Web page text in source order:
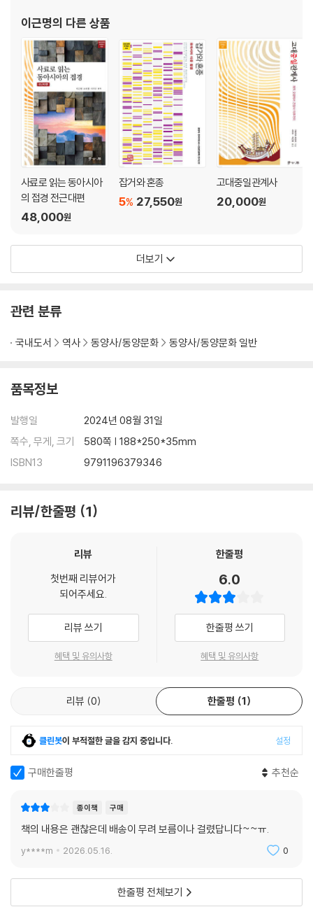
~1695) / 사교 천주교를 주멸하옵소서(양광선, 1597~1669) / 천주교
의 전교를 허락하노라(강희제, 1692) / 『명사』 편찬과 역사 인식 (만사동,
1638~1702) / 고증의 원칙(염약거, 1636~1704) / 고증학자의 사회
비평(대진, 1724~1777) / 송학에 대한 비판(단옥재, 1735~1815) / 한
학(漢學)에 대한 비판(초순, 1763~1820) / 역사 편찬학의 원칙(왕명성,
1720~1797) / 인구 증가는 비극이다(홍량길, 1746~1809) / 남녀평등
주장(유정섭, 1775~1840) /
5. 중국 근·현대사_김형종
서역에 행성을 설치하자는 논의[공자진(?自珍)] / 아편에 대한 단속이 심
해질수록 폐단이 더 심해지니 응당 신속하게 변통하여 처리해주실 것을 간
청합니다[허내제(許乃濟), 1836) / (은이) 밖으로 새나가는 것을 엄밀히
막아 나라의 바탕을 북돋아야 합니다(嚴塞漏?以培國本疏)[황작자(黃
爵滋), 1838] / 전표 유통에는 큰 장애가 없으니 응당 아편흡식을 무겁게
徐), 1839] / 난징 조약(1842. 8. 29.) / 『해국도지』 서문[위원(魏源)] /
군을 토벌하기 위한 격문[증국번(曾國藩)] / 양식 철공소·기계의 설치에
용에 대한 논의[풍계분(馮桂芬)] / 해방(海防)과 새방(塞防) 및 관외 지
역의 토벌 및 군량 운송 상황에 대해 다시 아룁니다[좌종 당(左宗棠), 18
75] / 『조선책략』[황준헌(黃遵憲), 1880] / 중·조 상민 수륙 무역 장정(1
882) / 『의원(議院)』 상(上) [정관응(鄭觀應)] / 시모노세키 조약(189
5) / 홍콩 흥중회 장정[쑨원(孫文), 1895. 2. 21.] / 변법통의[량치차오
(梁啓超), 1896] / 황제에게 올리는 여섯 번째의 상서[캉요우웨이 (康
(梁啓超), 1903] / 『중국신보』 서(敍) [양두(楊度), 1907. 1. 20.] / 민
흠정 헌법 대강(1908) / 중화민국 임시 약법(1912. 3. 10.) / 일본의 대중
국 21개조 요구(1915. 1. 18.) / 경고 청년(警告靑年)[천두슈(陳獨秀), 1
915] / 노라는 가출하여 어떻게 되었는가?[뤼신(魯迅), 1923. 12. 26.] /
북경 학생계 선언[1919. 5. 4.] / 조선 독립운동의 감상; 푸쓰녠(傅斯年),
조선 독립운동에서의 새로운 교훈[천두슈(陳獨秀)] / 문제와 주의를 다
시 논한다[리다자오(李大釗), 1919. 8. 17.] / 중국 공산당 제1차 전국 대
표 대회 선언문(1922. 7.) / 중국 국민당 제1차 전국 대표 대회 선언[쑨원,
국의 주중국 공사에게 보낸 조회 (1929. 4. 27.) / 중화민국 훈정 시기 약
법(1931. 6. 1. 공포) / 중국의 홍색 정권은 어떻게 존재할 수 있는 가?[마
오쩌둥(毛澤東), 1928. 10. 5.] / 이른바 중국 본위의 문화 건설 선언의 평
가[후스(胡適), 1935. 3. 31.] / 청화대학 구국회에서 전국 민중에게 알리
는 글 (1935. 12. 9.) / 중공 중앙의 국·공 합작 공포를 위한 선언[저우언라
이(周恩來), 1937. 7. 15.] / 일본 파시즘에 대한 중국·한국·일본·타이완
오쩌둥(毛澤東), 1949. 9. 21.] / 중국 인민 정치 협상 회의 공동 강령(19
49. 9. 29.) / 중화 인민 공화국 토지 개혁법(1950. 6.) / 사령부를 포격하
라-나의 대자보[마오쩌둥(毛澤東), 1966. 8. 5.] / 중국 공산당 중앙 위
본 원칙을 견지하자[덩샤오핑(鄧小平), 1979. 3. 30.] / 건국 이래 당의
몇 가지 역사 문제에 관한 결의(1981) / 톈안문 민주화 시위와 단식 투쟁 /
이근명의 다른 상품
사료로 읽는 동아시아
의 접경 전근대편
48,000원
잡거와 혼종
27,550원
5%
고대중일관계사
20,000원
더보기
관련 분류
국내도서 역사 동양사/동양문화 동양사/동양문화 일반
품목정보
발행일
2024년 08월 31일
쪽수, 무게, 크기
580쪽 | 188*250*35mm
ISBN13
9791196379346
리뷰/한줄평 1
리뷰
첫번째 리뷰어가
되어주세요.
리뷰 쓰기
혜택 및 유의사항
한줄평
6.0
한줄평 쓰기
혜택 및 유의사항
리뷰 0 한줄평 1
클린봇이 부적절한 글을 감지 중입니다. 설정
구매한줄평 추천순
종이책 구매
책의 내용은 괜찮은데 배송이 무려 보름이나 걸렸답니다~~ㅠ.
y****m 2026.05.16. 0
한줄평 전체보기